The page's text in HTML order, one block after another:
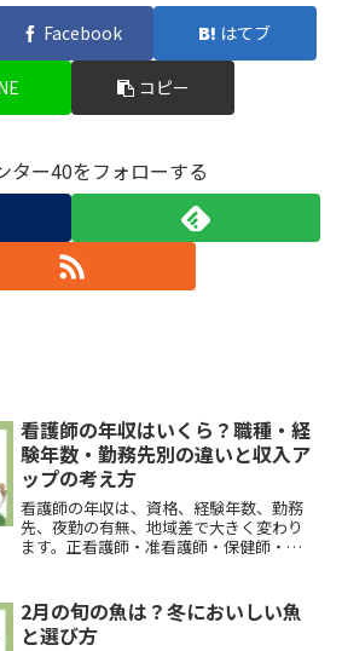
Facebook はてブ
コピー
ター40をフォローする
看護師の年収はいくら？職種・経
験年数・勤務先別の違いと収入ア
ップの考え方
看護師の年収は、資格、経験年数、勤務
先、夜勤の有無、地域差で大きく変わり
ます。正看護師・准看護師・保健師・助
年収を上げる実践策まで整理します。
2月の旬の魚は？冬においしい魚
と選び方